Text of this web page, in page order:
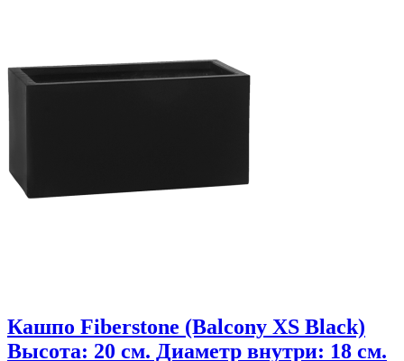
Кашпо Fiberstone (Balcony XS Black)
Высота: 20 см. Диаметр внутри: 18 см.